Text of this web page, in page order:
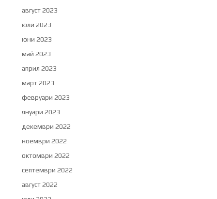
август 2023
юли 2023
юни 2023
май 2023
април 2023
март 2023
февруари 2023
януари 2023
декември 2022
ноември 2022
октомври 2022
септември 2022
август 2022